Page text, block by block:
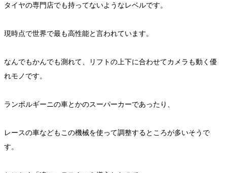
タイヤの専門店でも持ってないようなレベルです。
現時点で世界で最も高性能と言われています。
なんでもかんでも測れて、リフトの上下に合わせてカメラも動く優
れモノです。
ランボルギーニの車とかのスーパーカーであったり、
レースの車などもこの機械を使って調整するところが多いそうで
す。